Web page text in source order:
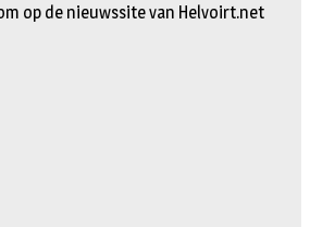
op de nieuwssite van Helvoirt.net